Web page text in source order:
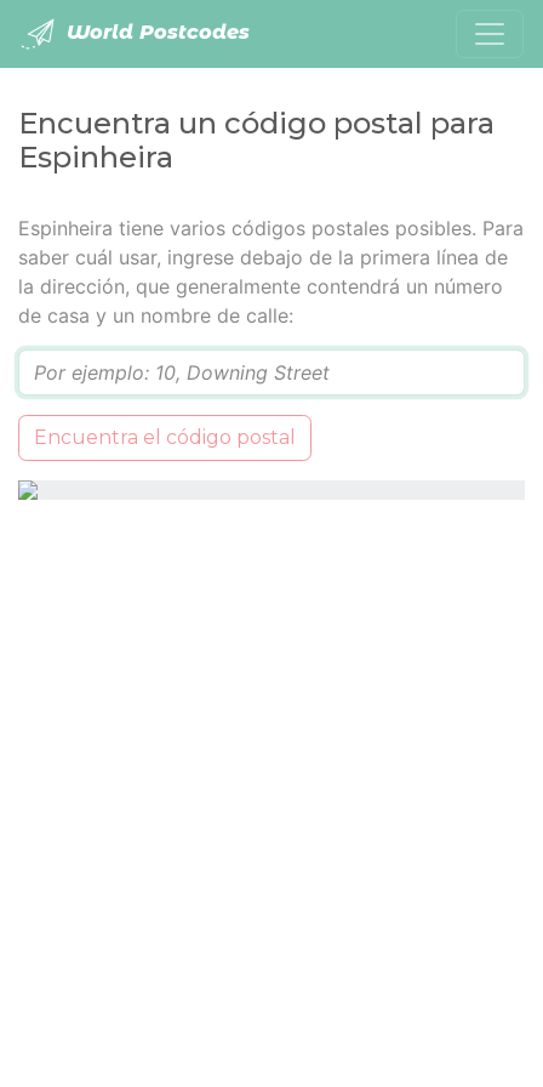
World Postcodes
Encuentra un código postal para
Espinheira
Espinheira tiene varios códigos postales posibles. Para
saber cuál usar, ingrese debajo de la primera línea de
la dirección, que generalmente contendrá un número
de casa y un nombre de calle:
Encuentra el código postal